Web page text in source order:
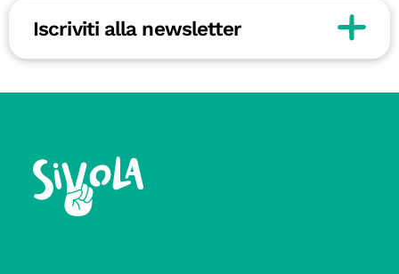
Iscriviti alla newsletter